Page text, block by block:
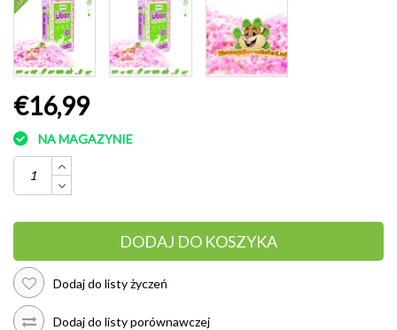
€16,99
NA MAGAZYNIE
DODAJ DO KOSZYKA
Dodaj do listy życzeń
Dodaj do listy porównawczej